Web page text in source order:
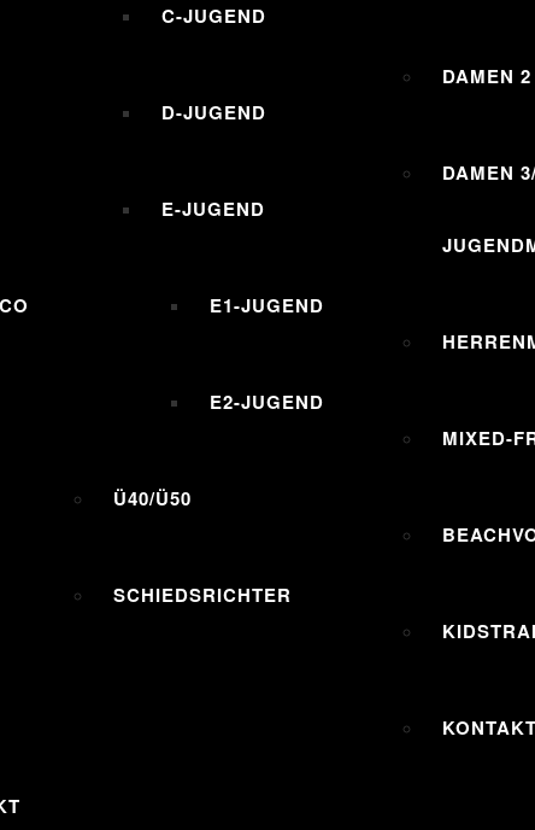
C-JUGEND
D-JUGEND
E-JUGEND
E1-JUGEND
E2-JUGEND
Ü40/Ü50
SCHIEDSRICHTER
DAMEN 2
DAMEN
MIXED-